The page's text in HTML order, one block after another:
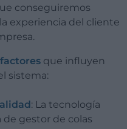
conseguiremos
experiencia del cliente
que influyen
sistema:
: La tecnología
gestor de colas